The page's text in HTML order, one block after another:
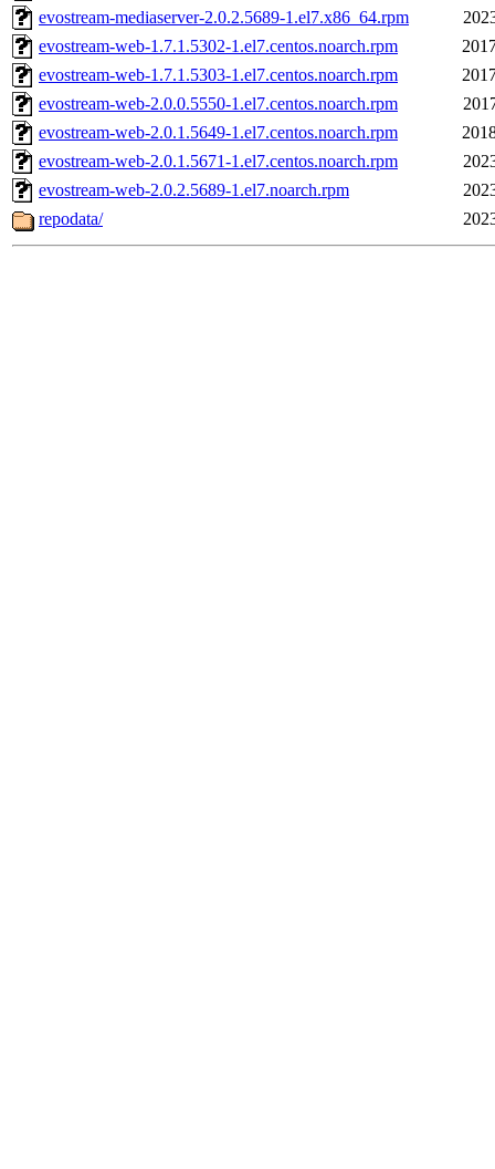
evostream-mediaserver-2.0.2.5689-1.el7.x86_64.rpm
evostream-web-1.7.1.5302-1.el7.centos.noarch.rpm
evostream-web-1.7.1.5303-1.el7.centos.noarch.rpm
evostream-web-2.0.0.5550-1.el7.centos.noarch.rpm
evostream-web-2.0.1.5649-1.el7.centos.noarch.rpm
evostream-web-2.0.1.5671-1.el7.centos.noarch.rpm
evostream-web-2.0.2.5689-1.el7.noarch.rpm
repodata/